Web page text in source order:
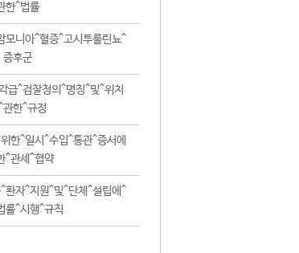
한^법률
모니아^혈증^고시투룰린뇨^
증후군
급^검찰청의^명칭^및^위치
관한^규정
한^일시^수입^통관^증서에
^관세^협약
환자^지원^및^단체^설립에^
률^시행^규칙